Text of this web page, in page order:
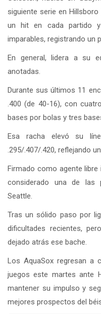
siguiente serie en
un hit en cada partido
imparables, registrando un
En general, lidera a su
anotadas.
Durante sus últimos 11
.400 (de 40-16), con
bases por bolas y tres
Esa racha elevó su
.295/.407/.420, reflejando
Firmado como agente libre
considerado una de las
Seattle.
Tras un sólido paso por
dificultades recientes,
dejado atrás ese bache.
Los AquaSox regresan a
juegos este martes ante
mantener su impulso y
mejores prospectos del